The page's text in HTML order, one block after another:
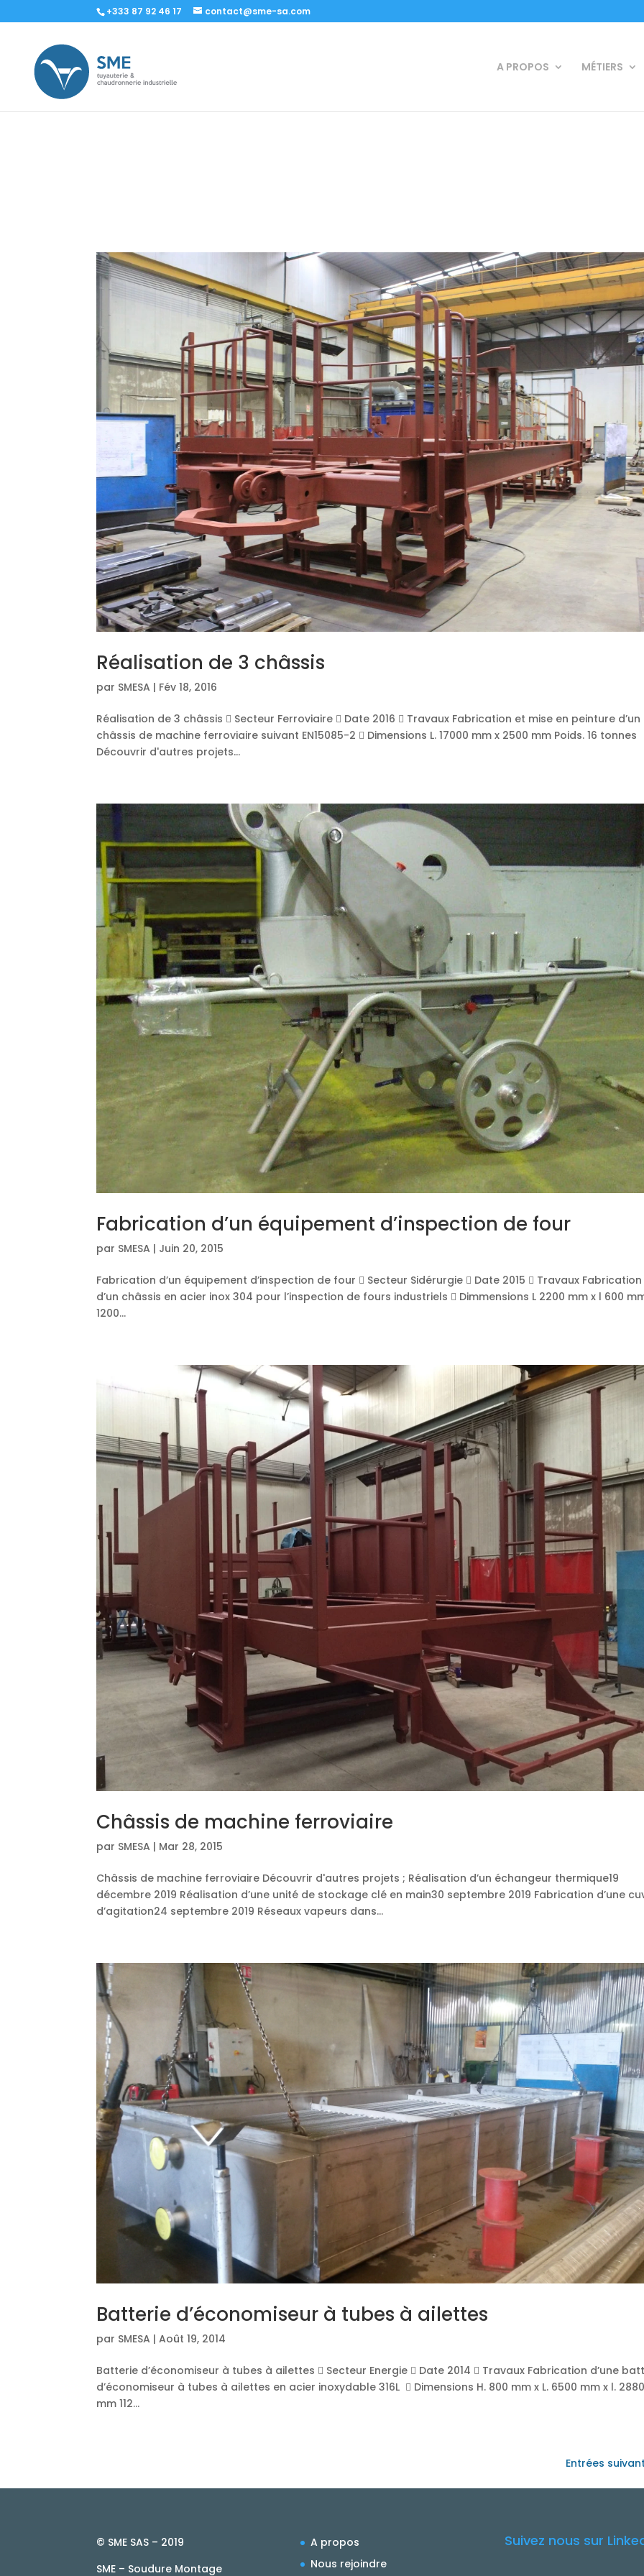
+333 87 92 46 17 contact@sme-sa.com
A PROPOS MÉTIERS
Réalisation de 3 châssis
par SMESA | Fév 18, 2016
Réalisation de 3 châssis  Secteur Ferroviaire  Date 2016  Travaux Fabrication et mise en peinture d’un
châssis de machine ferroviaire suivant EN15085-2  Dimensions L. 17000 mm x 2500 mm Poids. 16 tonnes
Découvrir d'autres projets...
Fabrication d’un équipement d’inspection de four
par SMESA | Juin 20, 2015
Fabrication d’un équipement d’inspection de four  Secteur Sidérurgie  Date 2015  Travaux Fabrication
d’un châssis en acier inox 304 pour l’inspection de fours industriels  Dimmensions L 2200 mm x l 600
1200...
Châssis de machine ferroviaire
par SMESA | Mar 28, 2015
Châssis de machine ferroviaire Découvrir d'autres projets ; Réalisation d’un échangeur thermique19
décembre 2019 Réalisation d’une unité de stockage clé en main30 septembre 2019 Fabrication d’une
d’agitation24 septembre 2019 Réseaux vapeurs dans...
Batterie d’économiseur à tubes à ailettes
par SMESA |Août 19, 2014
Batterie d’économiseur à tubes à ailettes  Secteur Energie  Date 2014  Travaux Fabrication d’une
d’économiseur à tubes à ailettes en acier inoxydable 316L  Dimensions H. 800 mm x L. 6500 mm x l.
mm 112...
Entrées
© SME SAS – 2019
SME – Soudure Montage
A propos
Nous rejoindre
Suivez nous sur